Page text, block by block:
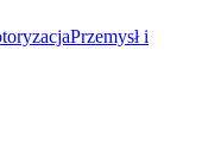
Przemysł i